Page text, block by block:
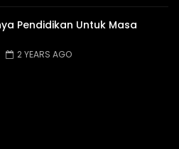
Pendidikan Untuk Masa
2 YEARS AGO